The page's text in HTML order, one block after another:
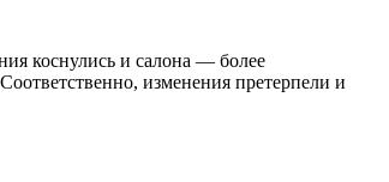
коснулись и салона — более
изменения претерпели и